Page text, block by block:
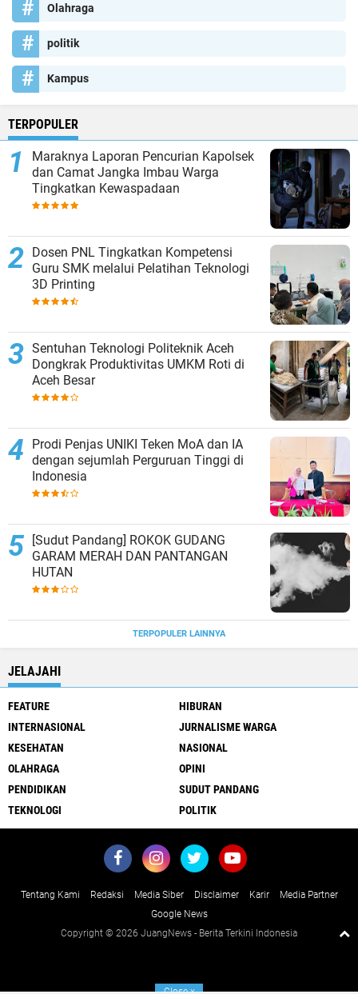
Olahraga
politik
Kampus
TERPOPULER
Maraknya Laporan Pencurian Kapolsek
dan Camat Jangka Imbau Warga
Tingkatkan Kewaspadaan
Dosen PNL Tingkatkan Kompetensi
Guru SMK melalui Pelatihan Teknologi
3D Printing
Sentuhan Teknologi Politeknik Aceh
Dongkrak Produktivitas UMKM Roti di
Aceh Besar
Prodi Penjas UNIKI Teken MoA dan IA
dengan sejumlah Perguruan Tinggi di
Indonesia
[Sudut Pandang] ROKOK GUDANG
GARAM MERAH DAN PANTANGAN
HUTAN
TERPOPULER LAINNYA
JELAJAHI
FEATURE
HIBURAN
INTERNASIONAL
JURNALISME WARGA
KESEHATAN
NASIONAL
OLAHRAGA
OPINI
PENDIDIKAN
SUDUT PANDANG
TEKNOLOGI
POLITIK
Tentang Kami Redaksi Media Siber Disclaimer Karir
Media Partner
Google News
Copyright © 2026 JuangNews - Berita Terkini Indonesia
Closex